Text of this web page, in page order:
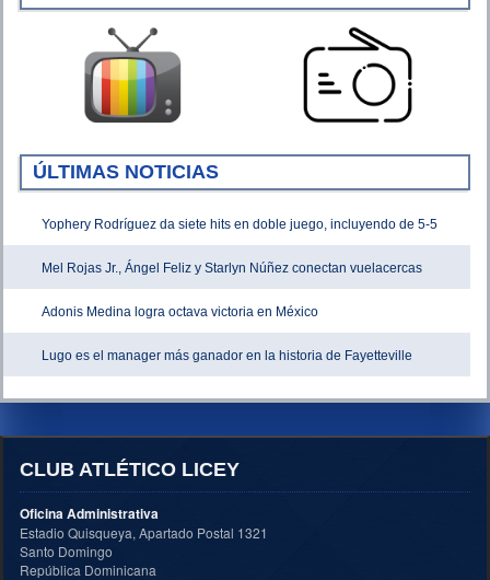
ÚLTIMAS NOTICIAS
Yophery Rodríguez da siete hits en doble juego, incluyendo de 5-5
Mel Rojas Jr., Ángel Feliz y Starlyn Núñez conectan vuelacercas
Adonis Medina logra octava victoria en México
Lugo es el manager más ganador en la historia de Fayetteville
CLUB ATLÉTICO LICEY
Oficina Administrativa
Estadio Quisqueya, Apartado Postal 1321
Santo Domingo
República Dominicana